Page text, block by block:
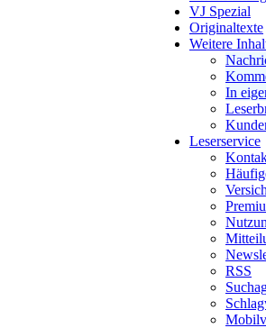
VJ Spezial
Originaltexte
Weitere
In
Leserservice
RSS